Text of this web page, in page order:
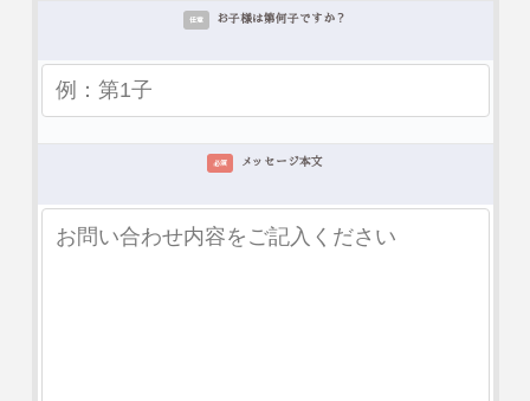
任意 お子様は第何子ですか？
必須 メッセージ本文